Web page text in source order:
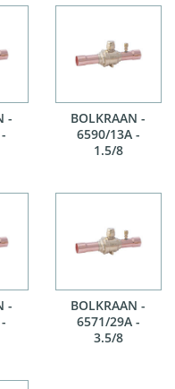
-
BOLKRAAN -
6590/13A -
1.5/8
-
BOLKRAAN -
6571/29A -
3.5/8